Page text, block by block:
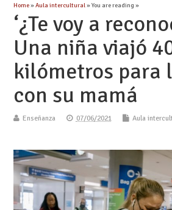
Home»Aula intercultural» You are reading »
‘¿Te voy a
Una niña viajó
kilómetros para
con su mamá
Enseñanza 07/06/2021 Aula